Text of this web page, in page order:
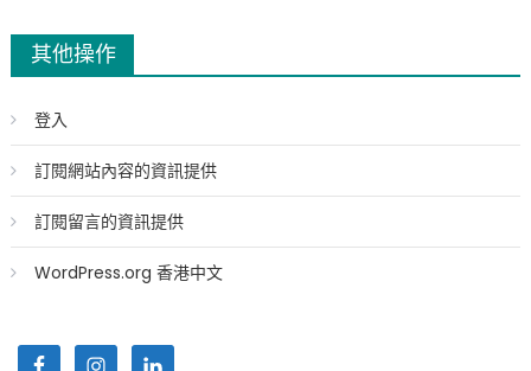
其他操作
登入
訂閱網站內容的資訊提供
訂閱留言的資訊提供
WordPress.org 香港中文